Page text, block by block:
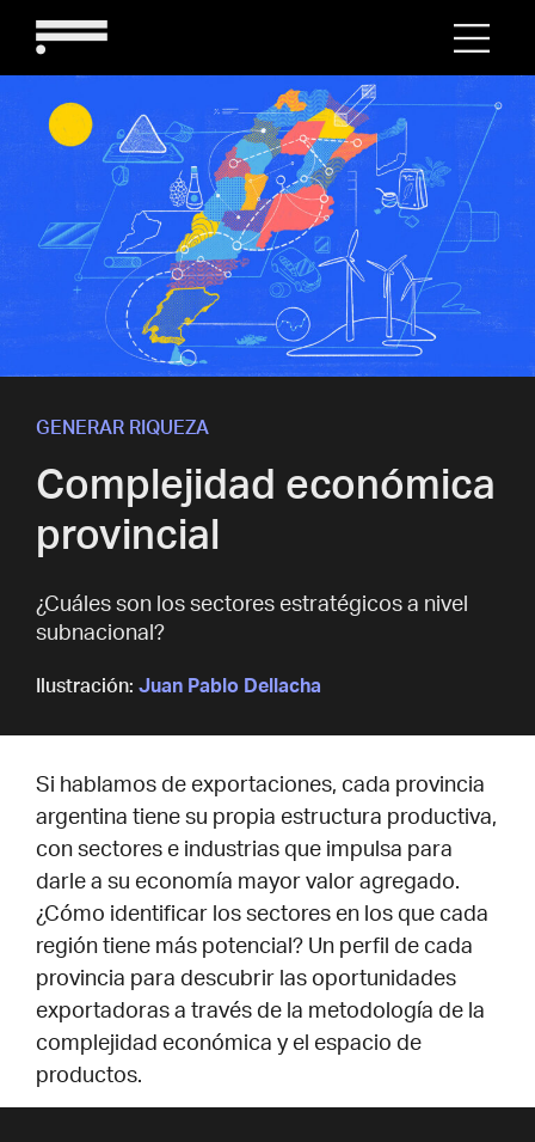
GENERAR RIQUEZA
Complejidad económica
provincial
¿Cuáles son los sectores estratégicos a nivel
subnacional?
Ilustración: Juan Pablo Dellacha
Si hablamos de exportaciones, cada provincia
argentina tiene su propia estructura productiva,
con sectores e industrias que impulsa para
darle a su economía mayor valor agregado.
¿Cómo identificar los sectores en los que cada
región tiene más potencial? Un perfil de cada
provincia para descubrir las oportunidades
exportadoras a través de la metodología de la
complejidad económica y el espacio de
productos.